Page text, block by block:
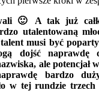
🙂 A tak już
utalentowaną
musi być
dojść naprawdę
ale potencjał
bardzo
w tej rundzie